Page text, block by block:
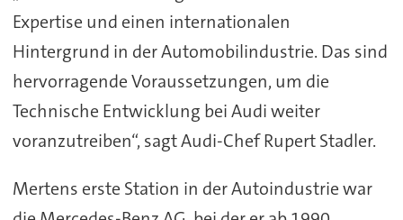
Expertise und einen internationalen
Hintergrund in der Automobilindustrie. Das sind
hervorragende Voraussetzungen, um die
Technische Entwicklung bei Audi weiter
voranzutreiben“, sagt Audi-Chef Rupert Stadler.
Mertens erste Station in der Autoindustrie war